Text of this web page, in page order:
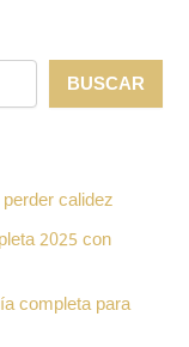
BUSCAR
calidez
2025 con
completa para